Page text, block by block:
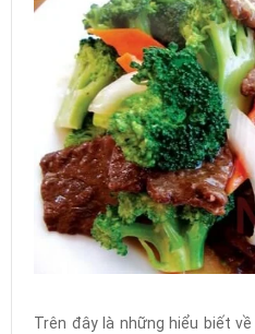
Trên đây là những hiểu biết